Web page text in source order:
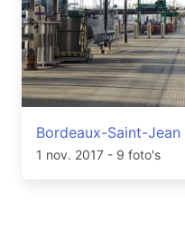
Bordeaux-Saint-Jean
1 nov. 2017 - 9 foto's